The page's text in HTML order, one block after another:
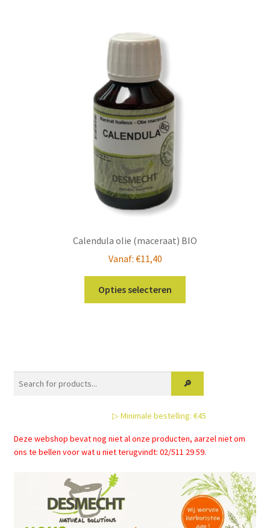
Calendula olie (maceraat) BIO
Vanaf: €11,40
Opties selecteren
optie
kan
worden
de
▷ Minimale bestelling: €45
Deze webshop bevat nog niet al onze producten, aarzel niet om
ons te bellen voor wat u niet terugvindt: 02/511 29 59.